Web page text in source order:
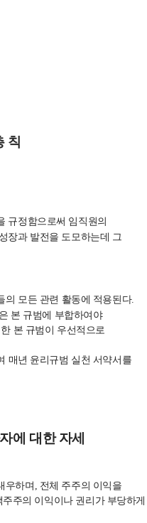
칙
규정함으로써 임직원의
장과 발전을 도모하는데 그
의 모든 관련 활동에 적용된다.
본 규범에 부합하여야
본 규범이 우선적으로
매년 윤리규범 실천 서약서를
에 대한 자세
우하며
전체 주주의 이익을
주의 이익이나 권리가 부당하게